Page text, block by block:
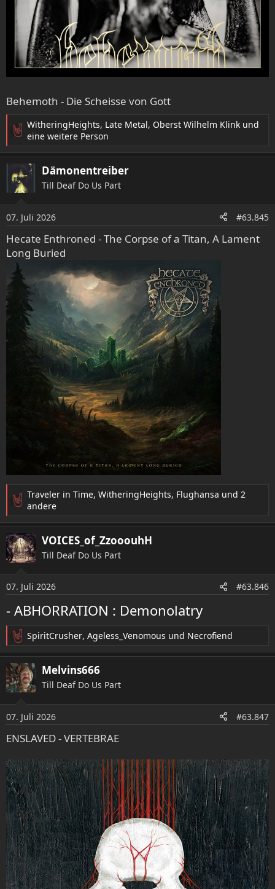
Behemoth - Die Scheisse von Gott
R
a
t
o
n
e
n
:
WitheringHeights, Late Metal, Oberst Wilhelm Klink und
eine weitere Person
Dämonentreiber
Till Deaf Do Us Part
07. Juli 2026 #63.845
Hecate Enthroned - The Corpse of a Titan, A Lament
Long Buried
R
a
k
t
i
o
n
e
n
Traveler in Time, WitheringHeights, Flughansa und 2
andere
VOICES_of_ZzooouhH
Till Deaf Do Us Part
07. Juli 2026 #63.846
- ABHORRATION : Demonolatry
R
e
a
k
t
n
e
n
:
SpiritCrusher, Ageless_Venomous und Necrofiend
Melvins666
Till Deaf Do Us Part
07. Juli 2026 #63.847
ENSLAVED - VERTEBRAE